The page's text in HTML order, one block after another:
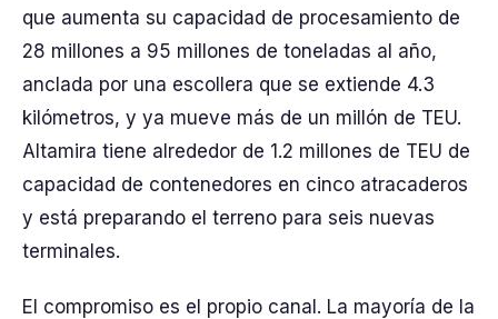
que aumenta su capacidad de procesamiento de
28 millones a 95 millones de toneladas al año,
anclada por una escollera que se extiende 4.3
kilómetros, y ya mueve más de un millón de TEU.
Altamira tiene alrededor de 1.2 millones de TEU de
capacidad de contenedores en cinco atracaderos
y está preparando el terreno para seis nuevas
terminales.
El compromiso es el propio canal. La mayoría de la